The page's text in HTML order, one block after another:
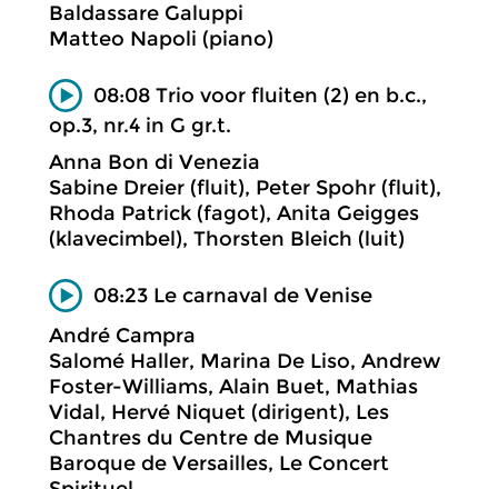
Baldassare Galuppi
Matteo Napoli (piano)
08:08 Trio voor fluiten (2) en b.c.,
op.3, nr.4 in G gr.t.
Anna Bon di Venezia
Sabine Dreier (fluit), Peter Spohr (fluit),
Rhoda Patrick (fagot), Anita Geigges
(klavecimbel), Thorsten Bleich (luit)
08:23 Le carnaval de Venise
André Campra
Salomé Haller, Marina De Liso, Andrew
Foster-Williams, Alain Buet, Mathias
Vidal, Hervé Niquet (dirigent), Les
Chantres du Centre de Musique
Baroque de Versailles, Le Concert